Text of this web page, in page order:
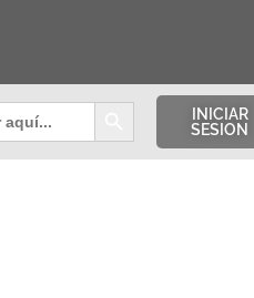
Botón de búsqueda
INICIAR
SESION